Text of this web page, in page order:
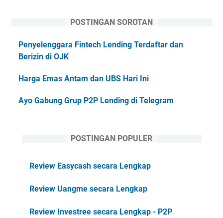
POSTINGAN SOROTAN
Penyelenggara Fintech Lending Terdaftar dan
Berizin di OJK
Harga Emas Antam dan UBS Hari Ini
Ayo Gabung Grup P2P Lending di Telegram
POSTINGAN POPULER
Review Easycash secara Lengkap
Review Uangme secara Lengkap
Review Investree secara Lengkap - P2P